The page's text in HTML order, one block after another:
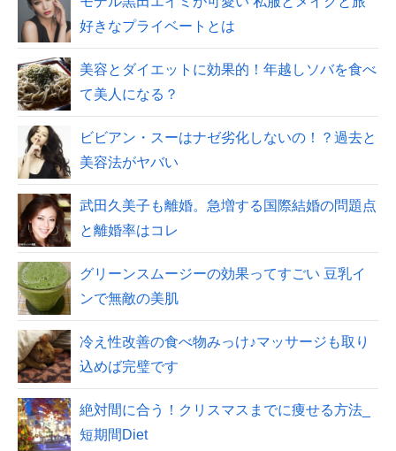
好きなプライベートとは
美容とダイエットに効果的！年越しソバを食べ
て美人になる？
ビビアン・スーはナゼ劣化しないの！？過去と
美容法がヤバい
武田久美子も離婚。急増する国際結婚の問題点
と離婚率はコレ
グリーンスムージーの効果ってすごい 豆乳イ
ンで無敵の美肌
冷え性改善の食べ物みっけ♪マッサージも取り
込めば完璧です
絶対間に合う！クリスマスまでに痩せる方法_
短期間Diet